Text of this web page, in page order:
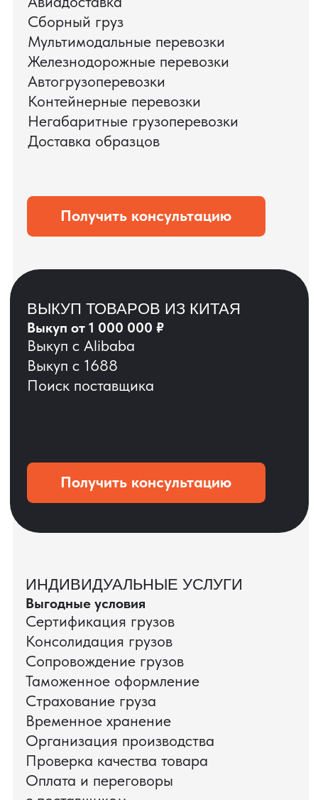
ДО ОПЛАТЫ?
ОСТАВЬТЕ ЗАЯВКУ
Мы вернёмся с расчётом и фото после
технической проверки
+7
КЕЙС ПАО «РОСТЕЛЕКОМ»
ПАО «Ростелеком» доверяет нам полный
цикл международных поставок — от
поиска и проверки поставщиков до
доставки оборудования.
Мы обеспечили полный цикл работ:
проверку продукции, логистику,
таможенное оформление и контроль
сроков. В результате все товары были
доставлены точно в срок и без
дополнительных рисков.
PRO TORG — проверенный партнёр по
международной логистике для ведущих
федеральных компаний.